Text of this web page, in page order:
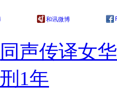
和讯微博
同声传译女
1年